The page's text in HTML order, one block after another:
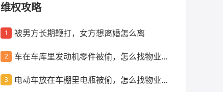
维权攻略
1 被男方长期鞭打，女方想离婚怎么离
2
车在车库里发动机零件被偷，怎么找物业索
3
电动车放在车棚里电瓶被偷，怎么找物业索